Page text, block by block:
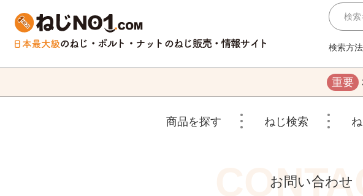
検索方法
重要
商品を探す ねじ検索
お問い合わせ